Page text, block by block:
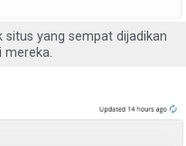
yang sempat dijadikan
mereka.